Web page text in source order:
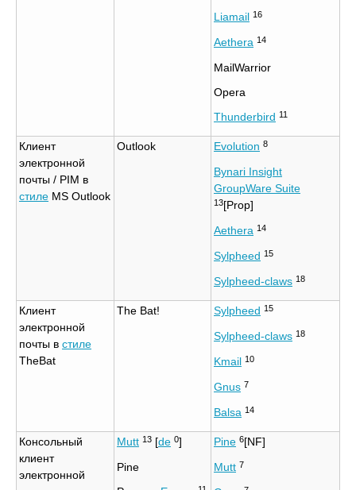
Liamail 16
Aethera 14
MailWarrior
Opera
Thunderbird 11
Клиент
электронной
почты / PIM в
стиле MS Outlook
Outlook Evolution 8
Bynari Insight
GroupWare Suite
13[Prop]
Aethera 14
Sylpheed 15
Sylpheed-claws 18
Клиент
электронной
почты в стиле
TheBat
The Bat! Sylpheed 15
Sylpheed-claws 18
Kmail 10
Gnus 7
Balsa 14
Консольный
клиент
электронной
Mutt 13 [de 0]
Pine
Pine 6[NF]
Mutt 7